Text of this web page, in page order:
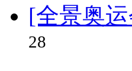
[全景奥
28